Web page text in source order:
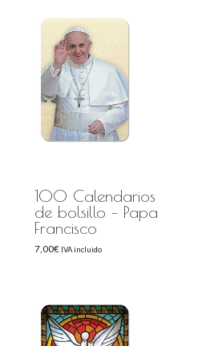
100 Calendarios
de bolsillo – Papa
Francisco
7,00€ IVA incluido